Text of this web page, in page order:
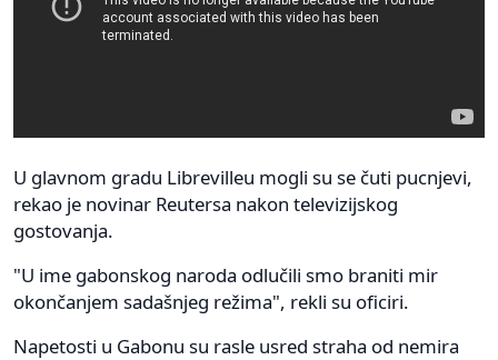
U glavnom gradu Librevilleu mogli su se čuti pucnjevi,
rekao je novinar Reutersa nakon televizijskog
gostovanja.
"U ime gabonskog naroda odlučili smo braniti mir
okončanjem sadašnjeg režima", rekli su oficiri.
Napetosti u Gabonu su rasle usred straha od nemira